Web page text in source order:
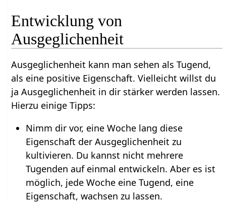
Entwicklung von
Ausgeglichenheit
Ausgeglichenheit kann man sehen als Tugend,
als eine positive Eigenschaft. Vielleicht willst du
ja Ausgeglichenheit in dir stärker werden lassen.
Hierzu einige Tipps:
Nimm dir vor, eine Woche lang diese
Eigenschaft der Ausgeglichenheit zu
kultivieren. Du kannst nicht mehrere
Tugenden auf einmal entwickeln. Aber es ist
möglich, jede Woche eine Tugend, eine
Eigenschaft, wachsen zu lassen.